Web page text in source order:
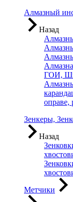
Алмазный
Назад
ГОИ,
оправе,
Зенкеры,
Назад
Метчики